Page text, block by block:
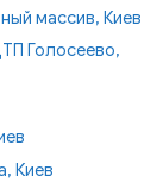
массив, Киев
Голосеево,
Киев